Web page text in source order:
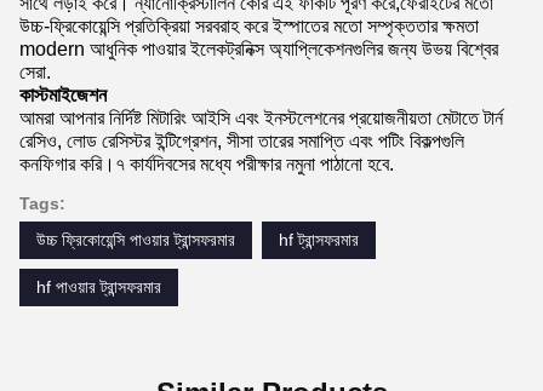
উচ্চ-ফ্রিকোয়েন্সি প্রতিক্রিয়া সরবরাহ করে ইস্পাতের মতো সম্পৃক্ততার ক্ষমতা
modern আধুনিক পাওয়ার ইলেকট্রনিক্স অ্যাপ্লিকেশনগুলির জন্য উভয় বিশ্বের
সেরা.
কাস্টমাইজেশন
আমরা আপনার নির্দিষ্ট মিটারিং আইসি এবং ইনস্টলেশনের প্রয়োজনীয়তা মেটাতে টার্ন
রেসিও, লোড রেসিস্টর ইন্টিগ্রেশন, সীসা তারের সমাপ্তি এবং পটিং বিকল্পগুলি
কনফিগার করি।৭ কার্যদিবসের মধ্যে পরীক্ষার নমুনা পাঠানো হবে.
Tags:
উচ্চ ফ্রিকোয়েন্সি পাওয়ার ট্রান্সফরমার
hf ট্রান্সফরমার
hf পাওয়ার ট্রান্সফরমার